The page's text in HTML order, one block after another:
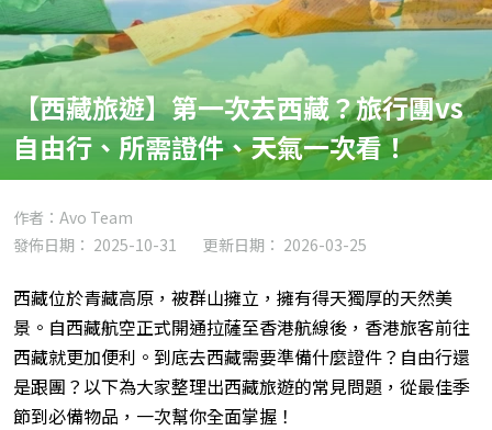
【西藏旅遊】第一次去西藏？旅行團vs
自由行、所需證件、天氣一次看！
作者：Avo Team
發佈日期： 2025-10-31
更新日期： 2026-03-25
西藏位於青藏高原，被群山擁立，擁有得天獨厚的天然美
景。自西藏航空正式開通拉薩至香港航線後，香港旅客前往
西藏就更加便利。到底去西藏需要準備什麼證件？自由行還
是跟團？以下為大家整理出西藏旅遊的常見問題，從最佳季
節到必備物品，一次幫你全面掌握！